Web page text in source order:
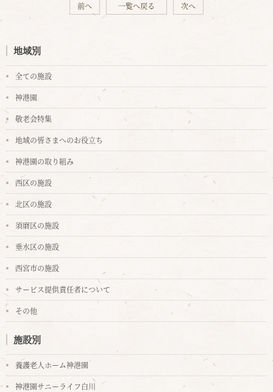
前へ 一覧へ戻る 次へ
地域別
全ての施設
神港園
敬老会特集
地域の皆さまへのお役立ち
神港園の取り組み
西区の施設
北区の施設
須磨区の施設
垂水区の施設
西宮市の施設
サービス提供責任者について
その他
施設別
養護老人ホーム神港園
神港園サニーライフ白川